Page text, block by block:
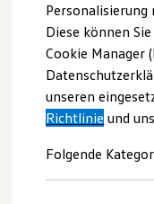
Kombis
Sportwagen
Schnell
Angebote und
Aktuelle
E-Auto-
Volkswagen
Junge
Personalisierung
Diese können
Cookie Manager
unseren
Richtlinie und
Folgende